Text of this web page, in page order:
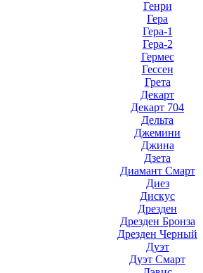
Генри
Гера
Гера-1
Гера-2
Гермес
Гессен
Грета
Декарт
Декарт 704
Дельта
Джемини
Джина
Дзета
Диамант Смарт
Диез
Дискус
Дрезден
Дрезден Бронза
Дрезден Черный
Дуэт
Дуэт Смарт